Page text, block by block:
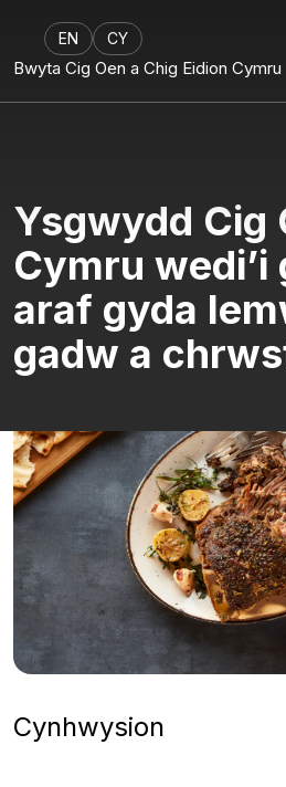
EN CY
Bwyta Cig Oen a Chig Eidion Cymru
Ysgwydd Cig
Cymru wedi’i
araf gyda
gadw a
Cynhwysion